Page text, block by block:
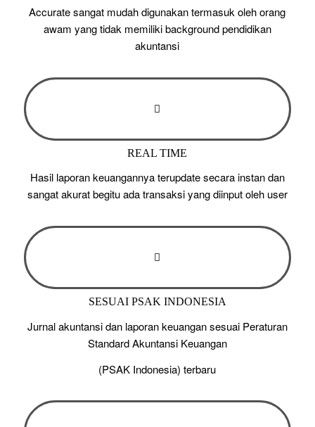
Accurate sangat mudah digunakan termasuk oleh orang
awam yang tidak memiliki background pendidikan
akuntansi
REAL TIME
Hasil laporan keuangannya terupdate secara instan dan
sangat akurat begitu ada transaksi yang diinput oleh user
SESUAI PSAK INDONESIA
Jurnal akuntansi dan laporan keuangan sesuai Peraturan
Standard Akuntansi Keuangan
(PSAK Indonesia) terbaru